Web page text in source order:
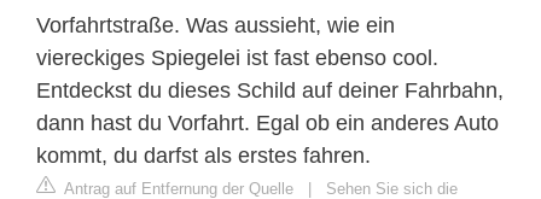
Vorfahrtstraße. Was aussieht, wie ein
viereckiges Spiegelei ist fast ebenso cool.
Entdeckst du dieses Schild auf deiner Fahrbahn,
dann hast du Vorfahrt. Egal ob ein anderes Auto
kommt, du darfst als erstes fahren.
Antrag auf Entfernung der Quelle | Sehen Sie sich die